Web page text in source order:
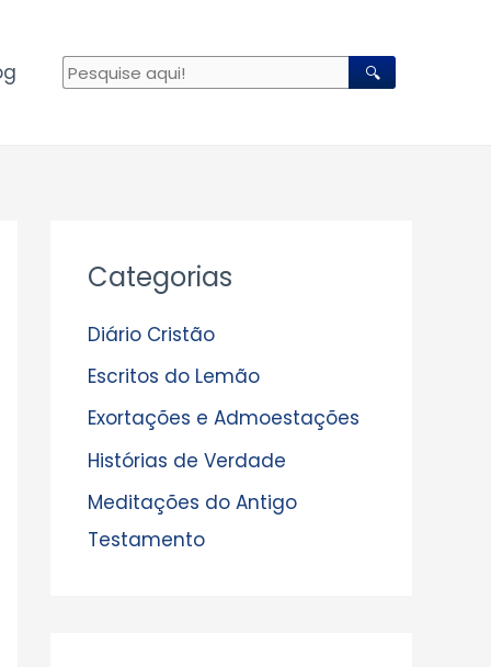
🔍
Categorias
Diário Cristão
Escritos do Lemão
Exortações e Admoestações
Histórias de Verdade
Meditações do Antigo
Testamento
r
u
i
v
o
s